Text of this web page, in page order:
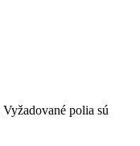
Vyžadované polia sú